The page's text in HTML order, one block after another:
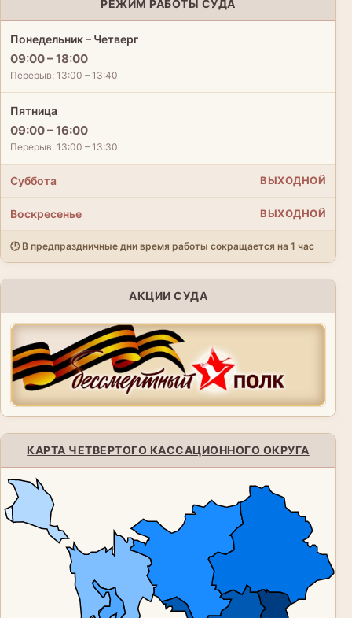
РЕЖИМ РАБОТЫ СУДА
Понедельник – Четверг
09:00 – 18:00
Перерыв: 13:00 – 13:40
Пятница
09:00 – 16:00
Перерыв: 13:00 – 13:30
Суббота ВЫХОДНОЙ
Воскресенье ВЫХОДНОЙ
🕒 В предпраздничные дни время работы сокращается на 1 час
АКЦИИ СУДА
КАРТА ЧЕТВЕРТОГО КАССАЦИОННОГО ОКРУГА